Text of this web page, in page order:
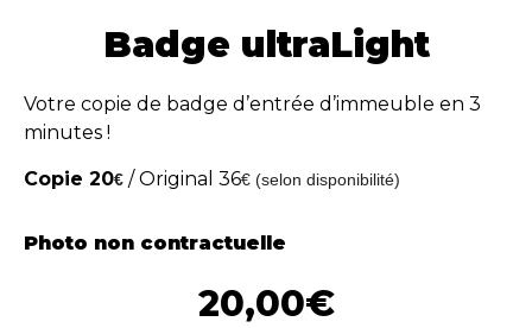
Badge ultraLight
Votre copie de badge d’entrée d’immeuble en 3
minutes !
Copie 20€ / Original 36€ (selon disponibilité)
Photo non contractuelle
20,00€